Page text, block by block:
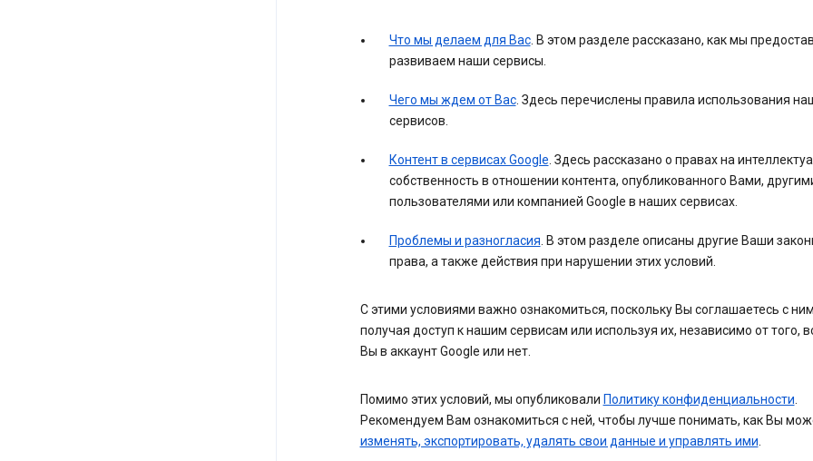
Что мы делаем для Вас. В этом разделе рассказано, как мы
развиваем наши сервисы.
Чего мы ждем от Вас. Здесь перечислены правила использования
сервисов.
Контент в сервисах Google . Здесь рассказано о правах на
собственность в отношении контента, опубликованного Вами,
пользователями или компанией Google в наших сервисах.
Проблемы и разногласия . В этом разделе описаны другие Ваши
права, а также действия при нарушении этих условий.
С этими условиями важно ознакомиться, поскольку Вы соглашаетесь с
получая доступ к нашим сервисам или используя их, независимо от того,
Вы в аккаунт Google или нет.
Помимо этих условий, мы опубликовали Политику конфиденциальности
Рекомендуем Вам ознакомиться с ней, чтобы лучше понимать, как Вы
изменять, экспортировать, удалять свои данные и управлять ими